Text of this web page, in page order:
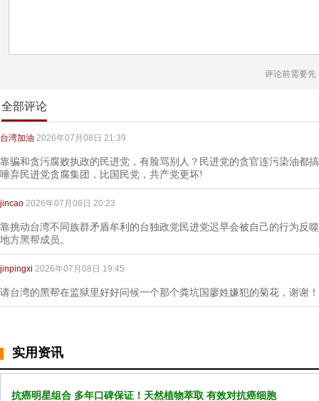
评论前需要先
全部评论
台湾加油 2026年07月08日 21:39
靠骗和贪污腐败执政的民进党，有脸骂别人？民进党的贪官连污染油都
唾弃民进党贪腐集团，比国民党，共产党更坏!
jincao 2026年07月08日 20:23
靠挑动台湾不同族群矛盾牟利的台独政党民进党迟早会被自己的行为反
地方黑帮成员。
jinpingxi 2026年07月08日 19:45
请台湾的黑帮在监狱里好好问候一个那个粪坑国廖姓嫌犯的菊花，谢谢！
实用资讯
抗癌明星组合 多年口碑保证！天然植物萃取 有效对抗癌细胞